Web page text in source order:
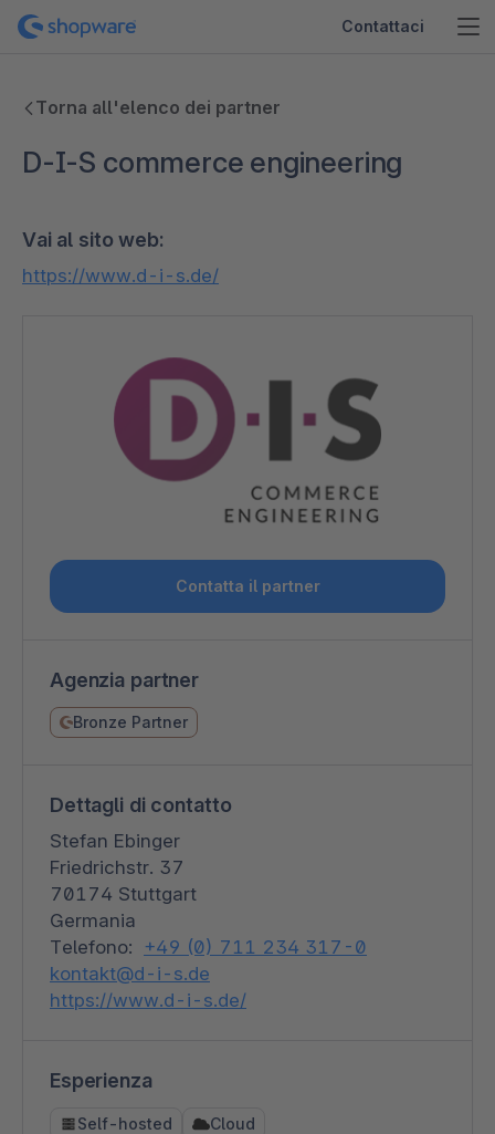
Contattaci
Torna all'elenco dei partner
D-I-S commerce engineering
Vai al sito web:
https://www.d-i-s.de/
Contatta il partner
Agenzia partner
Bronze Partner
Dettagli di contatto
Stefan Ebinger
Friedrichstr. 37
70174 Stuttgart
Germania
Telefono: +49 (0) 711 234 317-0
kontakt@d-i-s.de
https://www.d-i-s.de/
Esperienza
Self-hosted Cloud